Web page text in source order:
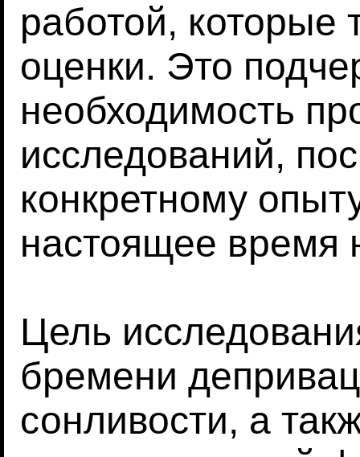
работой, которые
оценки. Это
необходимость
исследований,
конкретному
настоящее время
Цель
бремени
сонливости, а